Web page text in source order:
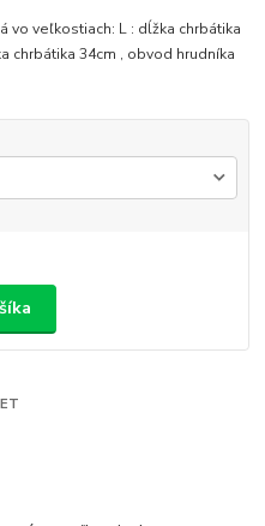
vo veľkostiach: L : dĺžka chrbátika
chrbátika 34cm , obvod hrudníka